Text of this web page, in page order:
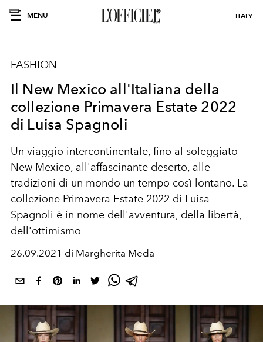
MENU ITALY
FASHION
Il New Mexico all'Italiana della
collezione Primavera Estate 2022
di Luisa Spagnoli
Un viaggio intercontinentale, fino al soleggiato
New Mexico, all'affascinante deserto, alle
tradizioni di un mondo un tempo così lontano. La
collezione Primavera Estate 2022 di Luisa
Spagnoli è in nome dell'avventura, della libertà,
dell'ottimismo
26.09.2021 di Margherita Meda